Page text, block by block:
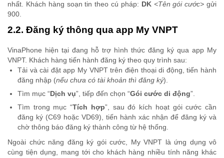
nhất. Khách hàng soạn tin theo cú pháp: DK <Tên gói cước> gửi
900.
2.2. Đăng ký thông qua app My VNPT
VinaPhone hiện tại đang hỗ trợ hình thức đăng ký qua app My
VNPT. Khách hàng tiến hành đăng ký theo quy trình sau:
Tải và cài đặt app My VNPT trên điện thoại di động, tiến hành
đăng nhập (nếu chưa có tài khoản thì đăng ký).
Tìm mục “ Dịch vụ”, tiếp đến chọn “Gói cước di động”.
Tìm trong mục “Tích hợp”, sau đó kích hoạt gói cước cần
đăng ký (C69 hoặc VD69), tiến hành xác nhận để đăng ký và
chờ thông báo đăng ký thành công từ hệ thống.
Ngoài chức năng đăng ký gói cước, My VNPT là ứng dụng vô
cùng tiện dụng, mang tới cho khách hàng nhiều tính năng khác